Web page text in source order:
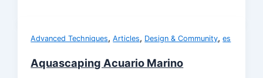
Advanced Techniques,Articles, Design & Community,es
Aquascaping Acuario Marino